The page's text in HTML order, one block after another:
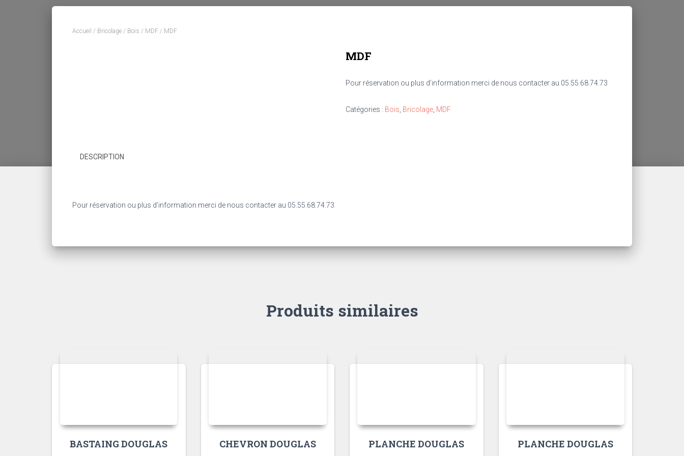
Accueil / Bricolage / Bois / MDF / MDF
MDF
Pour réservation ou plus d’information merci de nous contacter au 05.55.68.74.73
Catégories : Bois Bricolage MDF
DESCRIPTION
Pour réservation ou plus d’information merci de nous contacter au 05.55.68.74.73
Produits similaires
BASTAING DOUGLAS CHEVRON DOUGLAS PLANCHE DOUGLAS PLANCHE DOUGLAS